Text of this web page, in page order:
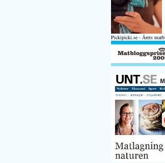
Pickipicki.se - Årets